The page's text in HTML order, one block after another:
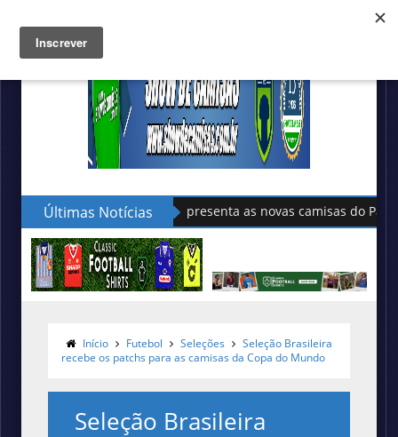
Últimas Notícias
Sudu apresenta as novas camisas do País de Gales
Início Futebol Seleções
Seleção Brasileira
recebe os patchs para as camisas da Copa do Mundo
Seleção Brasileira